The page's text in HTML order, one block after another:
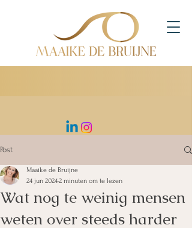
Post
Wat nog te weinig mensen
weten over steeds harder
Maaike de Bruijne
24 jun 20242 minuten om te lezen